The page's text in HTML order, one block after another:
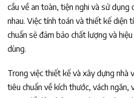
cầu về an toàn, tiện nghi và sử dụng
nhau. Việc tính toán và thiết kế diện
chuẩn sẽ đảm bảo chất lượng và
dùng.
Trong việc thiết kế và xây dựng nhà
tiêu chuẩn về kích thước, vách ngăn,